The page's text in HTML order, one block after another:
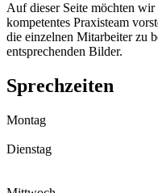
Auf dieser Seite möchten
kompetentes Praxisteam
die einzelnen Mitarbeiter zu
entsprechenden Bilder.
Sprechzeiten
Montag
Dienstag